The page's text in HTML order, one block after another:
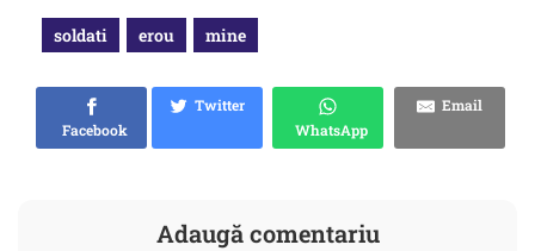
soldati erou mine
Facebook
Twitter
WhatsApp
Email
Adaugă comentariu